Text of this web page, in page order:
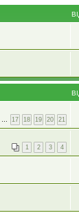
… 17 18 19 20 21
1 2 3 4